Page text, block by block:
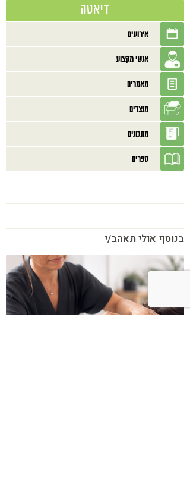
דיאטה
אירועים
אנשי מקצוע
מאמרים
מוצרים
מתכונים
ספרים
בנוסף אולי תאהב/י